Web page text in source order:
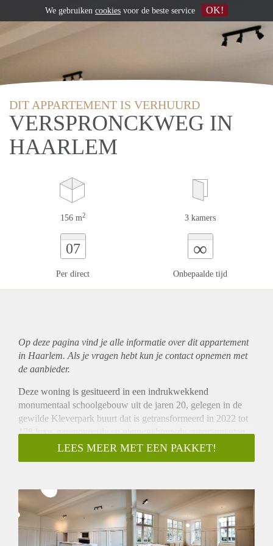
DIT APPARTEMENT IS VERHUURD
VERSPRONCKWEG IN
HAARLEM
156 m2 3 kamers
07
Per direct
∞
Onbepaalde tijd
Op deze pagina vind je alle informatie over ditappartement
in Haarlem. Als je vragen hebt kun je contact opnemen met
de aanbieder.
Deze woning is gesitueerd in een indrukwekkend
monumentaal schoolgebouw uit de jaren 20, gelegen in de
gewilde Kleverpark buurt dat is getransformeerd in 2022 tot
178 luxe, gerenoveerde en nieuwgebouwde appartementen.
Ook zijn er bij het complex twee gemeenschappelijke tuinen,
gemeenschappelijke fiets bergingen en gemeenschappelijke
Alle appartementen zijn voorzien van een
vloerverwarming/koelsysteem in gecombineerd met een
waterpomp (geen gas in het gebouw). De woningen worden
opgeleverd ZONDER vloerbedekking, gordijnen of lampen
LEES MEER MET EEN PAKKET!
We gebruiken cookies voor de beste service OK!